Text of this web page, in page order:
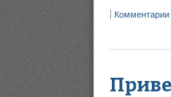
Комментарии